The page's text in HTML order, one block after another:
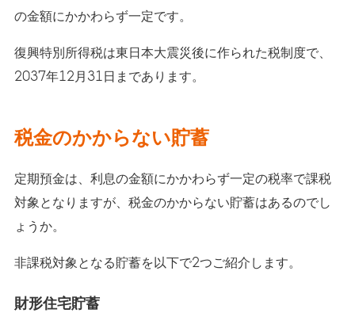
の金額にかかわらず一定です。
復興特別所得税は東日本大震災後に作られた税制度で、
2037年12月31日まであります。
税金のかからない貯蓄
定期預金は、利息の金額にかかわらず一定の税率で課税
対象となりますが、税金のかからない貯蓄はあるのでし
ょうか。
非課税対象となる貯蓄を以下で2つご紹介します。
財形住宅貯蓄